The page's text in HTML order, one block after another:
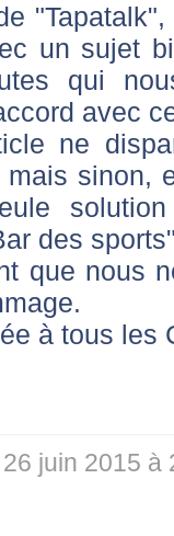
un sujet
qui
avec
ne
mais sinon,
des
que nous
à tous les
26 juin 2015 à